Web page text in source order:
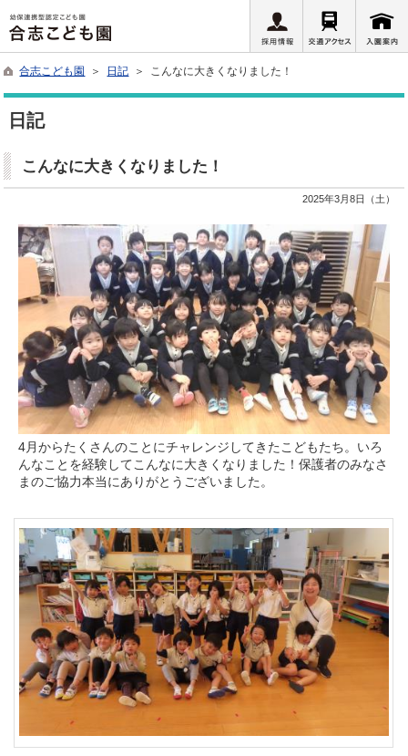
合志こども園 ＞ 日記 ＞ こんなに大きくなりました！
日記
こんなに大きくなりました！
2025年3月8日（土）
4月からたくさんのことにチャレンジしてきたこどもたち。いろ
んなことを経験してこんなに大きくなりました！保護者のみなさ
まのご協力本当にありがとうございました。